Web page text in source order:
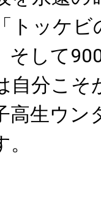
トッケ
そして
自分こそ
高生ウン